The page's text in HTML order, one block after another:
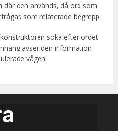
där den används, då ord som
som relaterade begrepp.
söka efter ordet
avser den information
vågen.